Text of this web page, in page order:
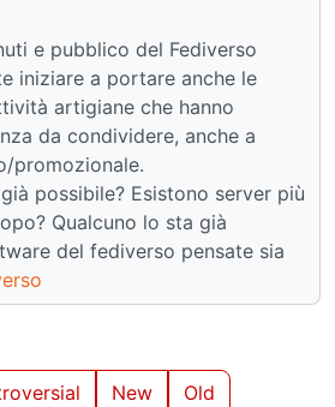
e pubblico del Fediverso
iniziare a portare anche le
artigiane che hanno
da condividere, anche a
promozionale.
già possibile? Esistono server più
Qualcuno lo sta già
del fediverso pensate sia
New Old